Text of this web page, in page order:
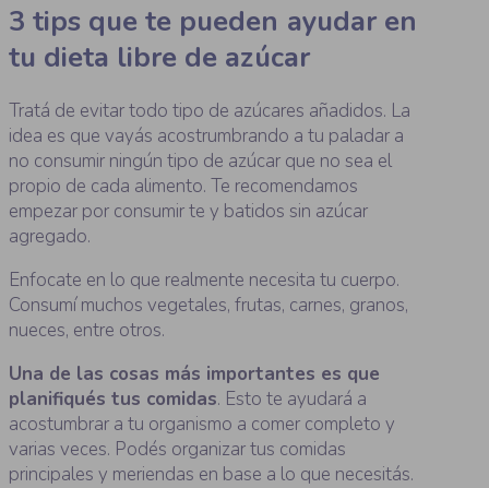
3 tips que te pueden ayudar en
tu dieta libre de azúcar
Tratá de evitar todo tipo de azúcares añadidos. La
idea es que vayás acostrumbrando a tu paladar a
no consumir ningún tipo de azúcar que no sea el
propio de cada alimento. Te recomendamos
empezar por consumir te y batidos sin azúcar
agregado.
Enfocate en lo que realmente necesita tu cuerpo.
Consumí muchos vegetales, frutas, carnes, granos,
nueces, entre otros.
Una de las cosas más importantes es que
planifiqués tus comidas. Esto te ayudará a
acostumbrar a tu organismo a comer completo y
varias veces. Podés organizar tus comidas
principales y meriendas en base a lo que necesitás.